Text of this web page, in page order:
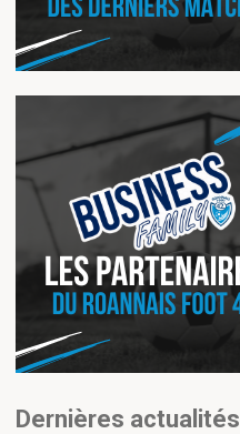
Dernières actualités